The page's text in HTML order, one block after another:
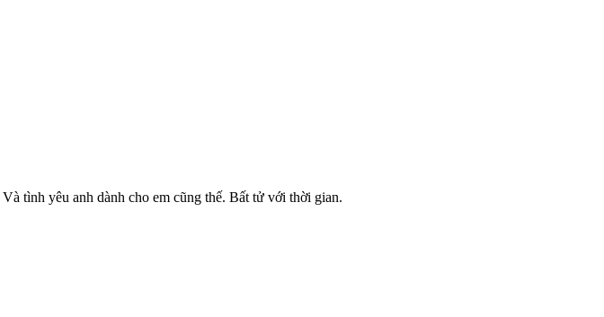
tình yêu anh dành cho em cũng thế. Bất tử với thời gian.